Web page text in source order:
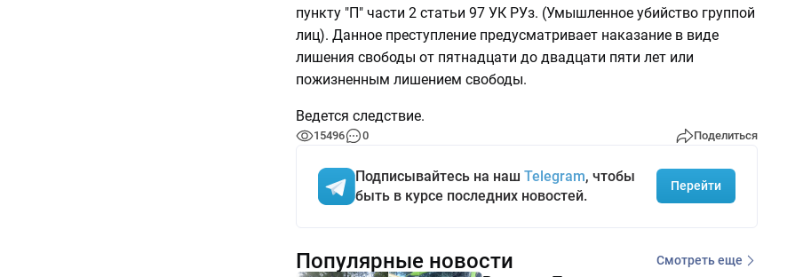
пункту "П" части 2 статьи 97 УК РУз. (Умышленное убийство группой
лиц). Данное преступление предусматривает наказание в виде
лишения свободы от пятнадцати до двадцати пяти лет или
пожизненным лишением свободы.
Ведется следствие.
15496 0 Поделиться
Подписывайтесь на наш Telegram, чтобы
быть в курсе последних новостей.
Перейти
Популярные новости Смотреть еще